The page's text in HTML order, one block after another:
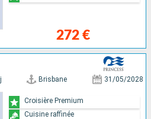
272 €
Brisbane 31/05/2028
Croisière Premium
Cuisine raffinée